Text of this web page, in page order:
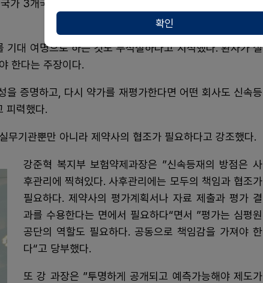
가 3개국 등재를 기다려야 하는 것도 신속등재 취지에 맞지
기대 여명으로 하는 것도 부적절하다고 지적했다. 환자가 실
한다는 주장이다.
을 증명하고, 다시 약가를 재평가한다면 어떤 회사도 신속등
피력했다.
무기관뿐만 아니라 제약사의 협조가 필요하다고 강조했다.
강준혁 복지부 보험약제과장은 ”신속등재의 방점은 사
후관리에 찍혀있다. 사후관리에는 모두의 책임과 협조가
필요하다. 제약사의 평가계획서나 자료 제출과 평가 결
과를 수용한다는 면에서 필요하다“면서 ”평가는 심평원
공단의 역할도 필요하다. 공동으로 책임감을 가져야 한
다“고 당부했다.
또 강 과장은 ”투명하게 공개되고 예측가능해야 제도가
확인